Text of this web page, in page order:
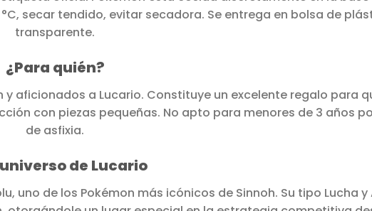
secar tendido, evitar secadora. Se entrega en bolsa de
transparente.
¿Para quién?
aficionados a Lucario. Constituye un excelente regalo para
con piezas pequeñas. No apto para menores de 3 años
de asfixia.
universo de Lucario
uno de los Pokémon más icónicos de Sinnoh. Su tipo Lucha y